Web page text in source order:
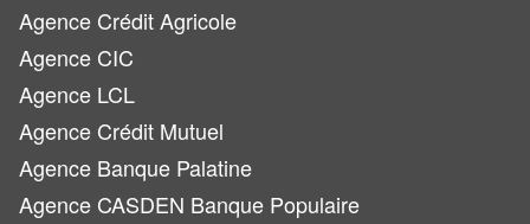
Agence Crédit Agricole
Agence CIC
Agence LCL
Agence Crédit Mutuel
Agence Banque Palatine
Agence CASDEN Banque Populaire